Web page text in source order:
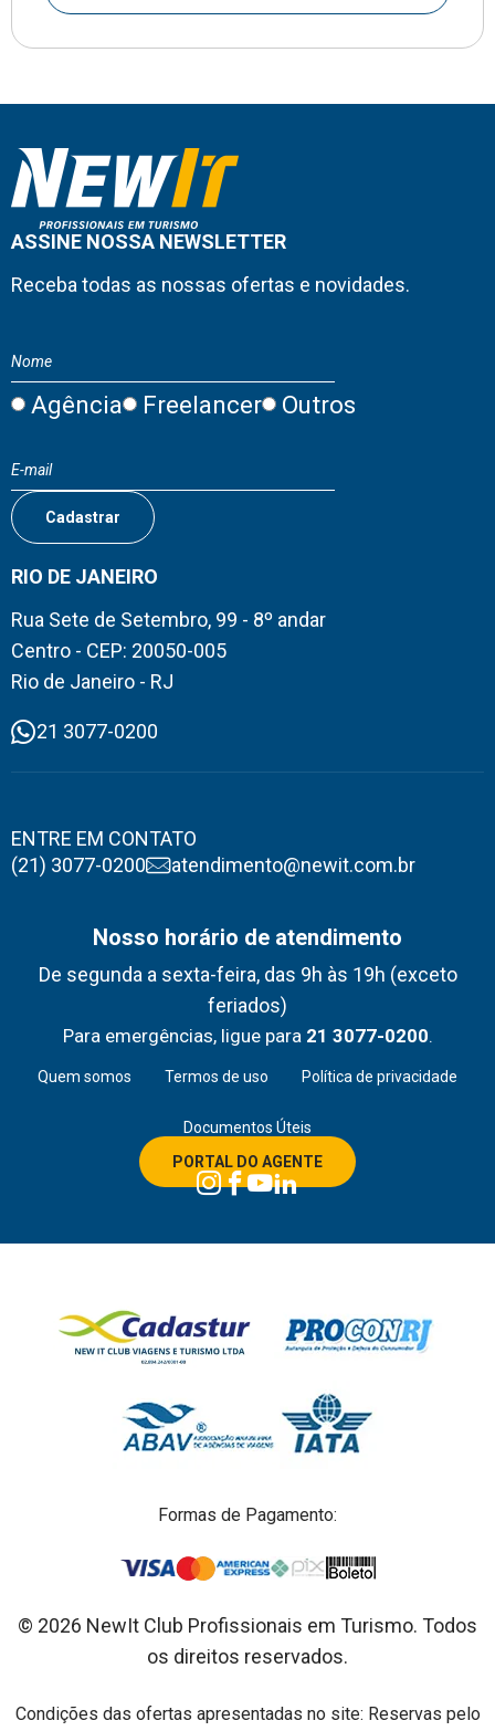
ASSINE NOSSA NEWSLETTER
Receba todas as nossas ofertas e novidades.
Agência Freelancer Outros
RIO DE JANEIRO
Rua Sete de Setembro, 99 - 8º andar
Centro - CEP: 20050-005
Rio de Janeiro - RJ
21 3077-0200
ENTRE EM CONTATO
(21) 3077-0200
atendimento@newit.com.br
Nosso horário de atendimento
De segunda a sexta-feira, das 9h às 19h (exceto
feriados)
Para emergências, ligue para 21 3077-0200.
Quem somos Termos de uso Política de privacidade
Documentos Úteis
PORTAL DO AGENTE
Formas de Pagamento:
© 2026 NewIt Club Profissionais em Turismo. Todos
os direitos reservados.
Condições das ofertas apresentadas no site: Reservas pelo